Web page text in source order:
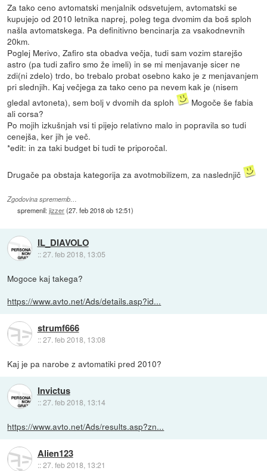
Za tako ceno avtomatski menjalnik odsvetujem, avtomatski se
kupujejo od 2010 letnika naprej, poleg tega dvomim da boš sploh
našla avtomatskega. Pa definitivno bencinarja za vsakodnevnih
20km.
Poglej Merivo, Zafiro sta obadva večja, tudi sam vozim starejšo
astro (pa tudi zafiro smo že imeli) in se mi menjavanje sicer ne
zdi(ni zdelo) trdo, bo trebalo probat osebno kako je z menjavanjem
pri slednjih. Kaj večjega za tako ceno pa nevem kak je (nisem
gledal avtoneta), sem bolj v dvomih da sploh
Mogoče še fabia
ali corsa?
Po mojih izkušnjah vsi ti pijejo relativno malo in popravila so tudi
cenejša, ker jih je več.
*edit: in za taki budget bi tudi te priporočal.
Drugače pa obstaja kategorija za avotmobilizem, za naslednjič
Zgodovina sprememb…
spremenil:jizzer(27. feb 2018 ob 12:51)
IL_DIAVOLO
::27. feb 2018, 13:05
Mogoce kaj takega?
https://www.avto.net/Ads/details.asp?id...
strumf666
::27. feb 2018, 13:08
Kaj je pa narobe z avtomatiki pred 2010?
Invictus
::27. feb 2018, 13:14
https://www.avto.net/Ads/results.asp?zn...
Alien123
::27. feb 2018, 13:21